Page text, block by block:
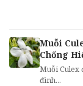
Muỗi
Chống
Muỗi Culex
đình...